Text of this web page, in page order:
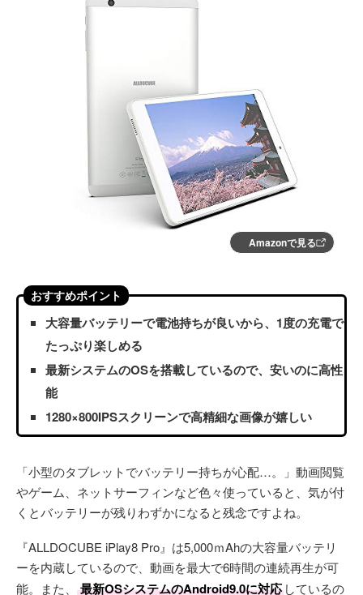
Amazonで見る
おすすめポイント
大容量バッテリーで電池持ちが良いから、1度の充電で
たっぷり楽しめる
最新システムのOSを搭載しているので、安いのに高性
能
1280×800IPSスクリーンで高精細な画像が嬉しい
「小型のタブレットでバッテリー持ちが心配…。」動画閲覧
やゲーム、ネットサーフィンなど色々使っていると、気が付
くとバッテリーが残りわずかになると残念ですよね。
『ALLDOCUBE iPlay8 Pro』は5,000ｍAhの大容量バッテリ
ーを内蔵しているので、動画を最大で6時間の連続再生が可
能。また、
最新OSシステムのAndroid9.0に対応 しているの